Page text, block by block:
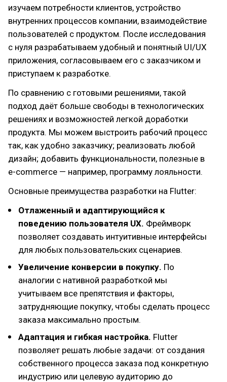
изучаем потребности клиентов, устройство
внутренних процессов компании, взаимодействие
пользователей с продуктом. После исследования
с нуля разрабатываем удобный и понятный UI/UX
приложения, согласовываем его с заказчиком и
приступаем к разработке.
По сравнению с готовыми решениями, такой
подход даёт больше свободы в технологических
решениях и возможностей легкой доработки
продукта. Мы можем выстроить рабочий процесс
так, как удобно заказчику; реализовать любой
дизайн; добавить функциональности, полезные в
e-commerce — например, программу лояльности.
Основные преимущества разработки на Flutter:
Отлаженный и адаптирующийся к
поведению пользователя UX. Фреймворк
позволяет создавать интуитивные интерфейсы
для любых пользовательских сценариев.
Увеличение конверсии в покупку. По
аналогии с нативной разработкой мы
учитываем все препятствия и факторы,
затрудняющие покупку, чтобы сделать процесс
заказа максимально простым.
Адаптация и гибкая настройка. Flutter
позволяет решать любые задачи: от создания
собственного процесса заказа под конкретную
индустрию или целевую аудиторию до